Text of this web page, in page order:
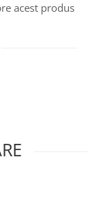
acest produs